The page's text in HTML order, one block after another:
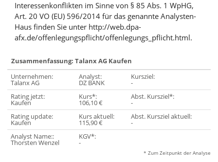
Interessenkonflikten im Sinne von § 85 Abs. 1 WpHG,
Art. 20 VO (EU) 596/2014 für das genannte Analysten-
Haus finden Sie unter http://web.dpa-
afx.de/offenlegungspflicht/offenlegungs_pflicht.html.
Zusammenfassung: Talanx AG Kaufen
Unternehmen:
Talanx AG
Analyst:
DZ BANK
Kursziel:
-
Rating jetzt:
Kaufen
Kurs*:
106,10 €
Abst. Kursziel*:
-
Rating update:
Kaufen
Kurs aktuell:
115,90 €
Abst. Kursziel aktuell:
-
Analyst Name::
Thorsten Wenzel
KGV*:
-
* Zum Zeitpunkt der Analyse